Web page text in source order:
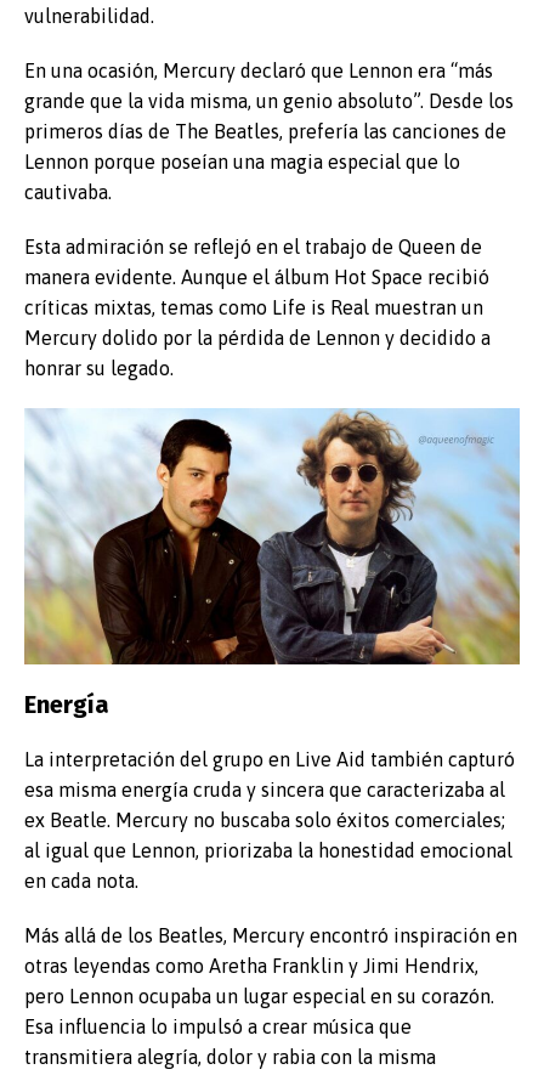
vulnerabilidad.
En una ocasión, Mercury declaró que Lennon era “más
grande que la vida misma, un genio absoluto”. Desde los
primeros días de The Beatles, prefería las canciones de
Lennon porque poseían una magia especial que lo
cautivaba.
Esta admiración se reflejó en el trabajo de Queen de
manera evidente. Aunque el álbum Hot Space recibió
críticas mixtas, temas como Life is Real muestran un
Mercury dolido por la pérdida de Lennon y decidido a
honrar su legado.
Energía
La interpretación del grupo en Live Aid también capturó
esa misma energía cruda y sincera que caracterizaba al
ex Beatle. Mercury no buscaba solo éxitos comerciales;
al igual que Lennon, priorizaba la honestidad emocional
en cada nota.
Más allá de los Beatles, Mercury encontró inspiración en
otras leyendas como Aretha Franklin y Jimi Hendrix,
pero Lennon ocupaba un lugar especial en su corazón.
Esa influencia lo impulsó a crear música que
transmitiera alegría, dolor y rabia con la misma